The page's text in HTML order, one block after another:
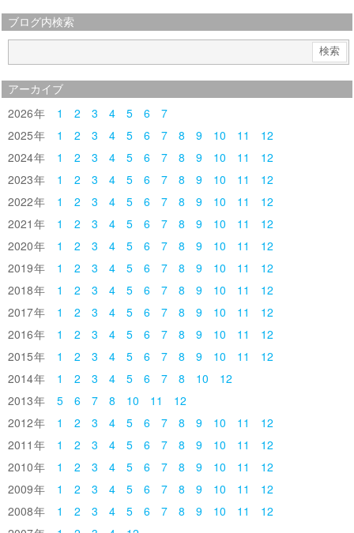
ブログ内検索
アーカイブ
2026 1 2 3 4 5 6
7
2025
1 2 3 4 5 6 7 8 9 10 11
12
2024
1 2 3 4 5 6 7 8 9 10 11
12
2023
1 2 3 4 5 6 7 8 9 10 11
12
2022
1 2 3 4 5 6 7 8 9 10 11
12
2021
1 2 3 4 5 6 7 8 9 10 11
12
2020
1 2 3 4 5 6 7 8 9 10 11
12
2019
1 2 3 4 5 6 7 8 9 10 11
12
2018
1 2 3 4 5 6 7 8 9 10 11
12
2017
1 2 3 4 5 6 7 8 9 10 11
12
2016
1 2 3 4 5 6 7 8 9 10 11
12
2015
1 2 3 4 5 6 7 8 9 10 11
12
2014
1 2 3 4 5 6 7 8 10
12
2013
5 6 7 8 10 11
12
2012
1 2 3 4 5 6 7 8 9 10 11
12
2011
1 2 3 4 5 6 7 8 9 10 11
12
2010
1 2 3 4 5 6 7 8 9 10 11
12
2009
1 2 3 4 5 6 7 8 9 10 11
12
2008
1 2 3 4 5 6 7 8 9 10 11
12